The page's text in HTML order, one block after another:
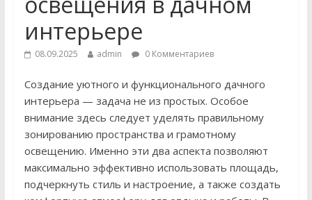
интерьере
08.09.2025 admin 0 Комментариев
Создание уютного и функционального дачного
интерьера — задача не из простых. Особое
внимание здесь следует уделять правильному
зонированию пространства и грамотному
освещению. Именно эти два аспекта позволяют
максимально эффективно использовать площадь,
подчеркнуть стиль и настроение, а также создать